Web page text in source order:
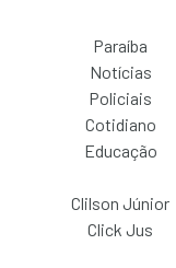
Paraíba
Notícias
Policiais
Cotidiano
Educação
Clilson Júnior
Click Jus